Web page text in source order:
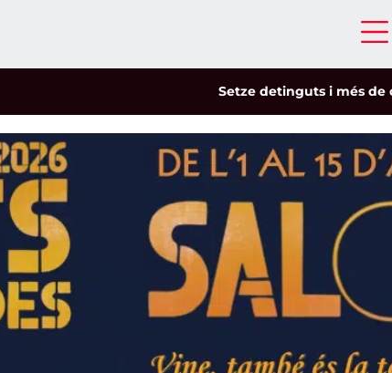
Setze detinguts i més de cinc-